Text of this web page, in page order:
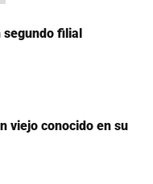
segundo filial
viejo conocido en su